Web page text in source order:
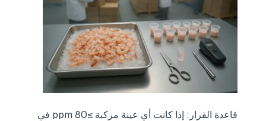
قاعدة القرار: إذا كانت أي عينة مركبة ≥80 ppm في